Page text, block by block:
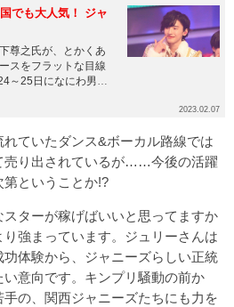
でも大人気！ ジャ
尊之氏が、とかくあ
スをフラットな目線
25日になにわ男子
2023.02.07
ていたダンス&ボーカル路線では
売り出されているが……今後の活躍
第ということか!?
スターが稼げばいいと思ってますか
強まっています。ジュリーさんは
体験から、ジャニーズらしい正統
意向です。キンプリ騒動の前か
の、関西ジャニーズたちにも力を